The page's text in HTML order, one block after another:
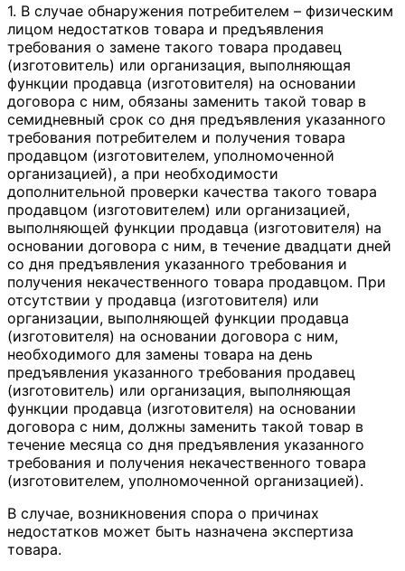
1. В случае обнаружения потребителем – физическим
лицом недостатков товара и предъявления
требования о замене такого товара продавец
(изготовитель) или организация, выполняющая
функции продавца (изготовителя) на основании
договора с ним, обязаны заменить такой товар в
семидневный срок со дня предъявления указанного
требования потребителем и получения товара
продавцом (изготовителем, уполномоченной
организацией), а при необходимости
дополнительной проверки качества такого товара
продавцом (изготовителем) или организацией,
выполняющей функции продавца (изготовителя) на
основании договора с ним, в течение двадцати дней
со дня предъявления указанного требования и
получения некачественного товара продавцом. При
отсутствии у продавца (изготовителя) или
организации, выполняющей функции продавца
(изготовителя) на основании договора с ним,
необходимого для замены товара на день
предъявления указанного требования продавец
(изготовитель) или организация, выполняющая
функции продавца (изготовителя) на основании
договора с ним, должны заменить такой товар в
течение месяца со дня предъявления указанного
требования и получения некачественного товара
(изготовителем, уполномоченной организацией).
В случае, возникновения спора о причинах
недостатков может быть назначена экспертиза
товара.